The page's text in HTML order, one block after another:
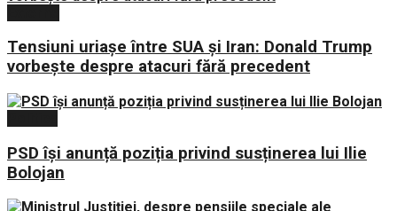
Tensiuni uriașe între SUA și Iran: Donald Trump
vorbește despre atacuri fără precedent
PSD își anunță poziția privind susținerea lui Ilie
Bolojan